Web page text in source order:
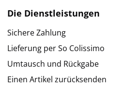
Die Dienstleistungen
Sichere Zahlung
Lieferung per So Colissimo
Umtausch und Rückgabe
Einen Artikel zurücksenden